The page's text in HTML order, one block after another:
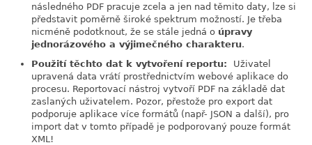
následného PDF pracuje zcela a jen nad těmito daty, lze si
představit poměrně široké spektrum možností. Je třeba
nicméně podotknout, že se stále jedná o úpravy
jednorázového a výjimečného charakteru.
Použití těchto dat k vytvoření reportu:
Uživatel
upravená data vrátí prostřednictvím webové aplikace do
procesu. Reportovací nástroj vytvoří PDF na základě dat
zaslaných uživatelem. Pozor, přestože pro export dat
podporuje aplikace více formátů (např- JSON a další), pro
import dat v tomto případě je podporovaný pouze formát
XML!